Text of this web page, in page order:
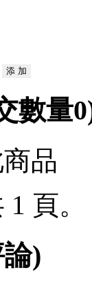
數量0
品
1 頁。
)